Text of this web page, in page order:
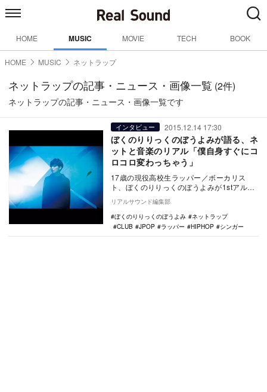
HOME MUSIC MOVIE TECH BOOK
HOME MUSIC ネットラップ
ネットラップの記事・ニュース・画像一覧 (2件)
ネットラップの記事・ニュース・画像一覧です
インタビュー 2015.12.14 17:30
ぼくのりりっくのぼうよみが語る、ネ
ットと音楽のリアル「僕自身すぐにコ
ロコロ変わっちゃう」
17歳の現役高校生ラッパー／ボーカリス
ト、ぼくのりりっくのぼうよみが1stアルバ
ム『hollow world』で12月16日にメ…
リアルサウンド編集部
ぼくのりりっくのぼうよみ
ネットラップ
CLUB
JPOP ラッパー HIPHOP シンガー